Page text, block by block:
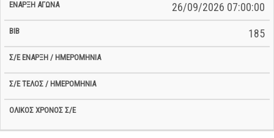
26/09/2026 07:00:00
185